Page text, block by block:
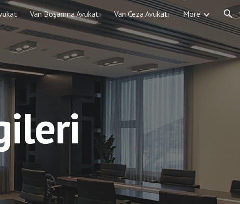
Van Boşanma Avukatı Van Ceza Avukatı More